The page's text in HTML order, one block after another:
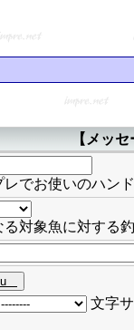
【メッ
でお使いのハン
対象魚に対する
文字